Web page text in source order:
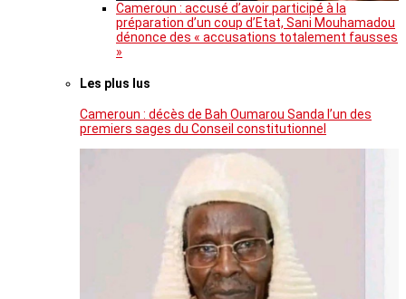
Cameroun : accusé d’avoir participé à la
préparation d’un coup d’Etat, Sani Mouhamadou
dénonce des « accusations totalement fausses
»
Les plus lus
Cameroun : décès de Bah Oumarou Sanda l’un des
premiers sages du Conseil constitutionnel